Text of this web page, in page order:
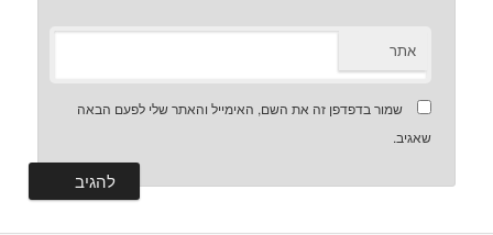
בדפדפן זה את השם, האימייל והאתר שלי לפעם הבאה